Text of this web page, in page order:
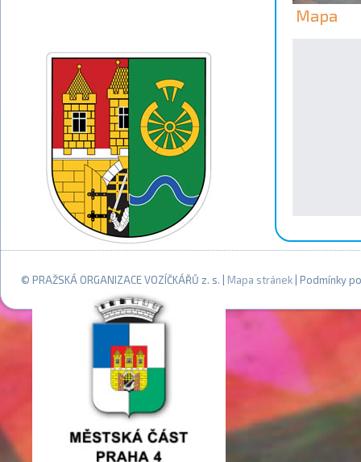
Mapa
© PRAŽSKÁ ORGANIZACE VOZÍČKÁŘŮ z. s. | Mapa stránek | Podmínky